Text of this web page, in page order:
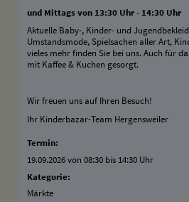
und Mittags von 13:30 Uhr - 14:30 Uhr
Aktuelle Baby-, Kinder- und
Umstandsmode, Spielsachen aller Art,
vieles mehr finden Sie bei uns. Auch für
mit Kaffee & Kuchen gesorgt.
Wir freuen uns auf Ihren Besuch!
Ihr Kinderbazar-Team Hergensweiler
Termin:
19.09.2026 von 08:30 bis 14:30 Uhr
Kategorie:
Märkte